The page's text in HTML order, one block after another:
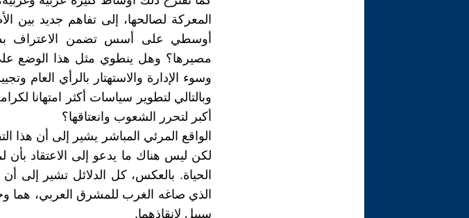
المعركة لصالحها، إلى تفاهم جديد بين
أوسطي على أسس تضمن الاعتراف
مصيرها؟ وهل ينطوي مثل هذا الوضع
وسوء الإدارة والاستهتار بالرأي العام
وبالتالي لتطوير سياسات أكثر امتهانا
أكبر لتحرر الشعوب وانعتاقها؟
الواقع المرئي المباشر يشير إلى أن
لكن ليس هناك ما يدعو إلى الاعتقاد بأن
الحياة. بالعكس، كل الدلائل تشير إلى
الذي صاغه الغرب للمشرق العربي، هما
سبيل لانقاذهما.